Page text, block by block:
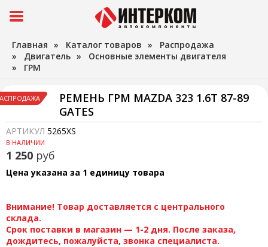
Главная » Каталог товаров » Распродажа
» Двигатель » Основные элементы двигателя
» ГРМ
РЕМЕНЬ ГРМ MAZDA 323 1.6T 87-89
GATES
АРТИКУЛ 5265XS
В НАЛИЧИИ
1 250 руб
Цена указана за 1 единицу товара
Внимание! Товар доставляется с центрального
склада.
Срок поставки в магазин — 1-2 дня. После заказа,
дождитесь, пожалуйста, звонка специалиста.